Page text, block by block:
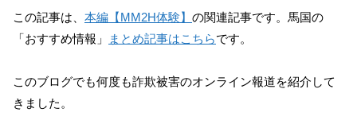
この記事は、 本編【MM2H体験】 の関連記事です。馬国の
「おすすめ情報」
まとめ記事はこちらです。
このブログでも何度も詐欺被害のオンライン報道を紹介して
きました。